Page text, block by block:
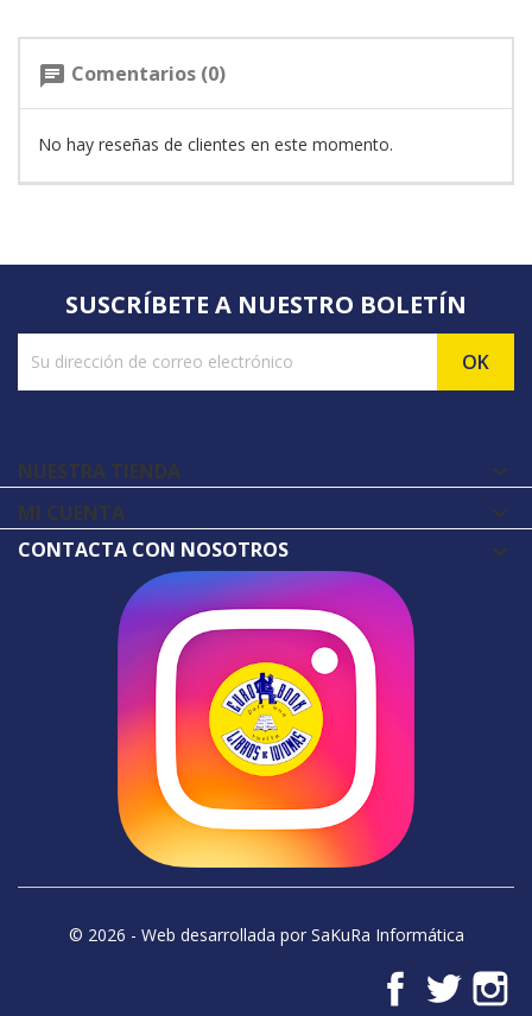
chat Comentarios (0)
No hay reseñas de clientes en este momento.
SUSCRÍBETE A NUESTRO BOLETÍN
NUESTRA TIENDA 
MI CUENTA 
CONTACTA CON NOSOTROS
© 2026 - Web desarrollada por SaKuRa Informática